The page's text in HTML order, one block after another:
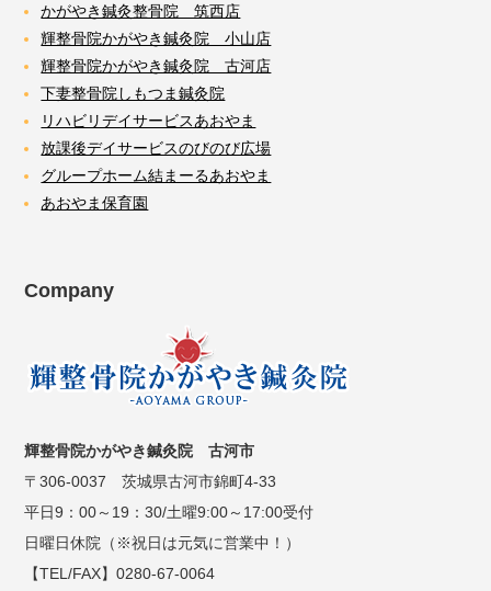
かがやき鍼灸整骨院 筑西店
輝整骨院かがやき鍼灸院 小山店
輝整骨院かがやき鍼灸院 古河店
下妻整骨院しもつま鍼灸院
リハビリデイサービスあおやま
放課後デイサービスのびのび広場
グループホーム結まーるあおやま
あおやま保育園
Company
輝整骨院かがやき鍼灸院 古河市
〒306-0037 茨城県古河市錦町4-33
平日9：00～19：30/土曜9:00～17:00受付
日曜日休院（※祝日は元気に営業中！）
【TEL/FAX】0280-67-0064